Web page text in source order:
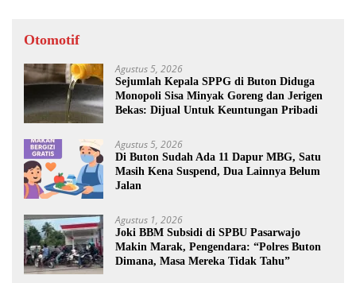
Otomotif
Agustus 5, 2026
Sejumlah Kepala SPPG di Buton Diduga
Monopoli Sisa Minyak Goreng dan Jerigen
Bekas: Dijual Untuk Keuntungan Pribadi
Agustus 5, 2026
Di Buton Sudah Ada 11 Dapur MBG, Satu
Masih Kena Suspend, Dua Lainnya Belum
Jalan
Agustus 1, 2026
Joki BBM Subsidi di SPBU Pasarwajo
Makin Marak, Pengendara: “Polres Buton
Dimana, Masa Mereka Tidak Tahu”